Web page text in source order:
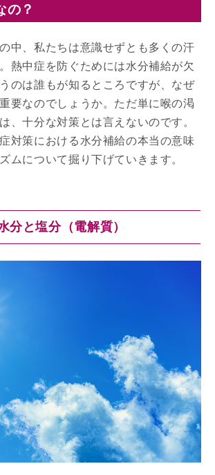
の？
中、私たちは意識せずとも多くの汗
熱中症を防ぐためには水分補給が欠
のは誰もが知るところですが、なぜ
要なのでしょうか。ただ単に喉の渇
、十分な対策とは言えないのです。
対策における水分補給の本当の意味
ムについて掘り下げていきます。
分と塩分（電解質）